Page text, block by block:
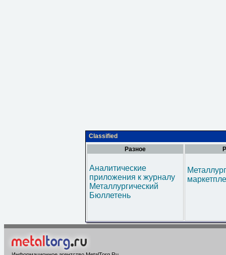
Classified
Разное
Аналитические
приложения к журналу
Металлургический
Бюллетень